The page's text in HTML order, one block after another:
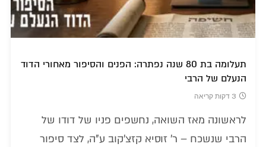
תעלומה בת 80 שנה נפתרה: הפנים והסיפור מאחורי הדוד
הנעלם של הרבי
3 דקות קריאה
לראשונה מאז השואה, נחשפים פניו של דודו של
הרבי שנשכח – ר' זוסיא קזצ'קוב ע"ה, לצד סיפור